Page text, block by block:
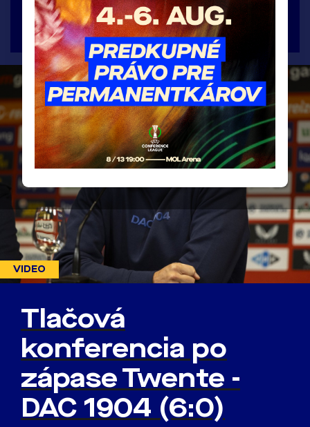
DETAIL ZÁPASU
VIDEO
Tlačová
konferencia po
zápase Twente -
DAC 1904 (6:0)